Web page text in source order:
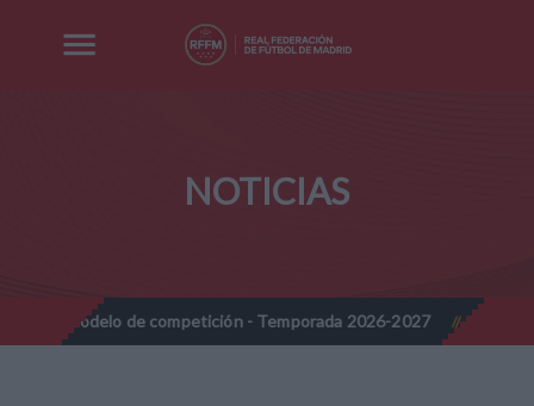
NOTICIAS
de competición - Temporada 2026-2027 // Nota Informativa